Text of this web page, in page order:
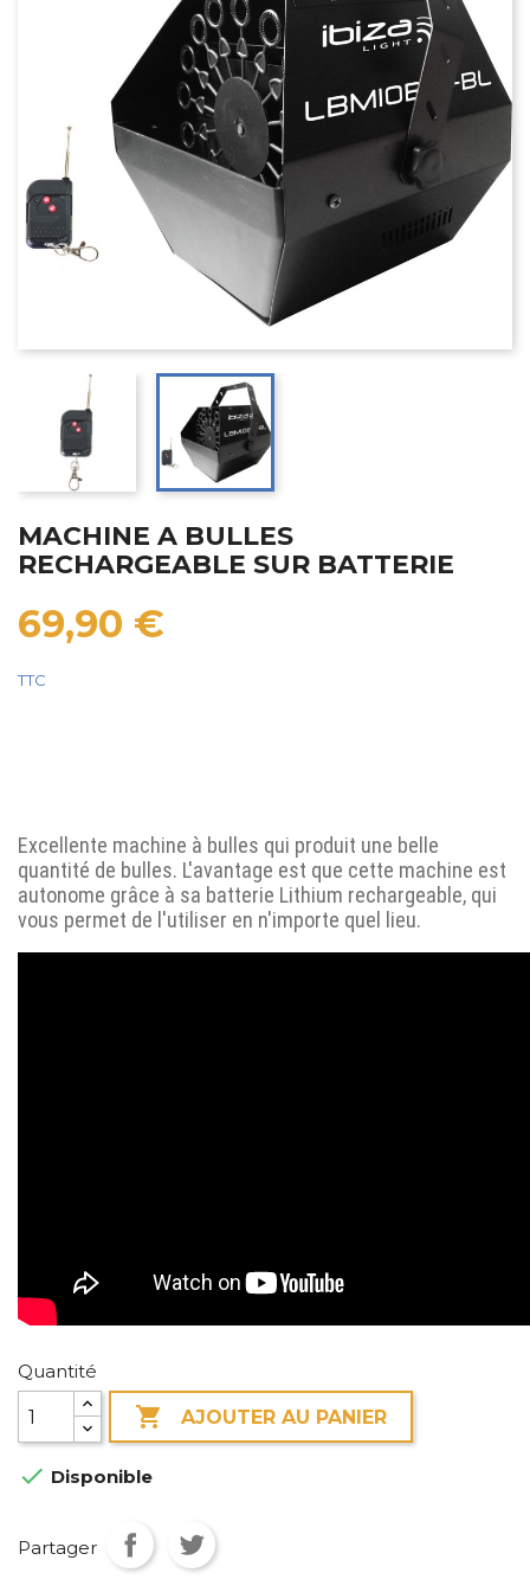
MACHINE A BULLES
RECHARGEABLE SUR BATTERIE
69,90 €
TTC
Excellente machine à bulles qui produit une belle
quantité de bulles. L'avantage est que cette machine est
autonome grâce à sa batterie Lithium rechargeable, qui
vous permet de l'utiliser en n'importe quel lieu.
Quantité
 AJOUTER AU PANIER
 Disponible
Partager